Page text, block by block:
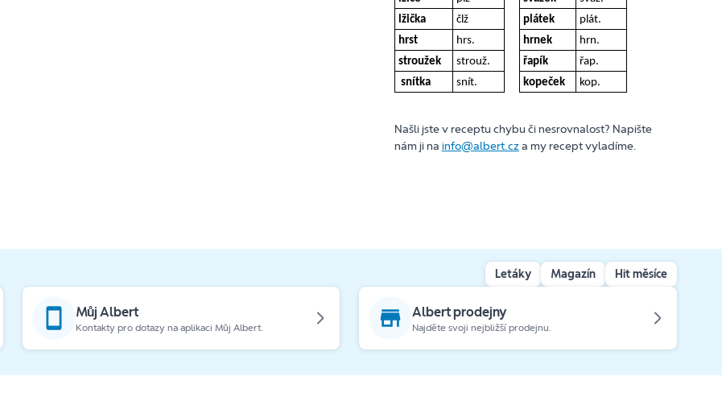
lžička
člž plátek
plát.
hrst
hrs. hrnek
hrn.
stroužek
strouž. řapík
řap.
snítka
snít. kopeček kop.
Našli jste v receptu chybu či nesrovnalost? Napište
nám ji na info@albert.cza my recept vyladíme.
Letáky Magazín Hit měsíce
Můj Albert
Kontakty pro dotazy na aplikaci Můj Albert.
Albert prodejny
Najděte svoji nejbližší prodejnu.